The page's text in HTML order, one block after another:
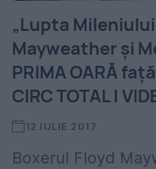
„Lupta
Mayweather și
PRIMA OARĂ
CIRC TOTAL |
12 IULIE 2017
Boxerul Floyd